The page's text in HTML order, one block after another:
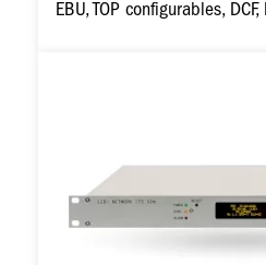
EBU, TOP configurables, DCF,